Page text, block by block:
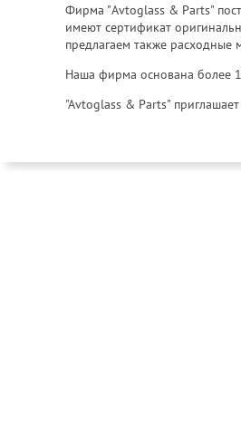
Фирма "Avtoglass & Parts"
имеют сертификат
предлагаем также расходные
Наша фирма основана более
"Avtoglass & Parts"